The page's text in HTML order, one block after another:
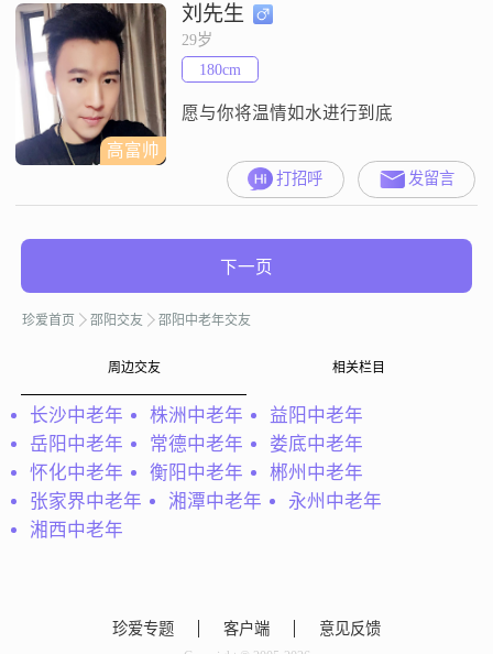
情，努力提升自己的能力和素养
##3002##我性格独立自信，喜欢自
己做决定并承担责任##3002##在生
活中，我随和易相处，真诚可靠，
总是愿意倾
高富帅
刘先生
29岁
180cm
愿与你将温情如水进行到底
打招呼 发留言
下一页
珍爱首页 邵阳交友 邵阳中老年交友
周边交友 相关栏目
长沙中老年 株洲中老年
益阳中老年
岳阳中老年
常德中老年
娄底中老年
怀化中老年
衡阳中老年
郴州中老年
张家界中老年
湘潭中老年
永州中老年
湘西中老年
珍爱专题 客户端 意见反馈